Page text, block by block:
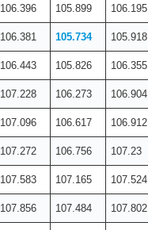
106.396 105.899 106.195
106.381 105.734 105.918
106.443 105.826 106.355
107.228 106.273 106.904
107.096 106.617 106.912
107.272 106.756 107.23
107.583 107.165 107.524
107.856 107.484 107.802